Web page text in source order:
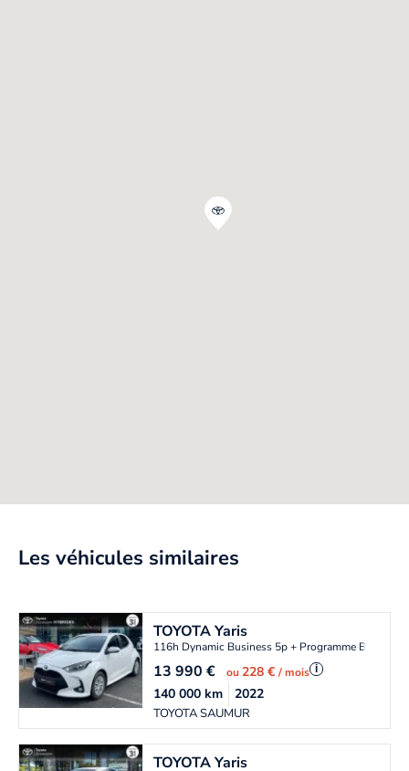
Les véhicules similaires
TOYOTAYaris
116h Dynamic Business 5p + Programme Beyond
13 990€ ou228 €/ mois i
TOYOTA SAUMUR
140 000km 2022
TOYOTAYaris